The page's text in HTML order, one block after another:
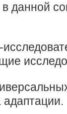
данной
адаптации.